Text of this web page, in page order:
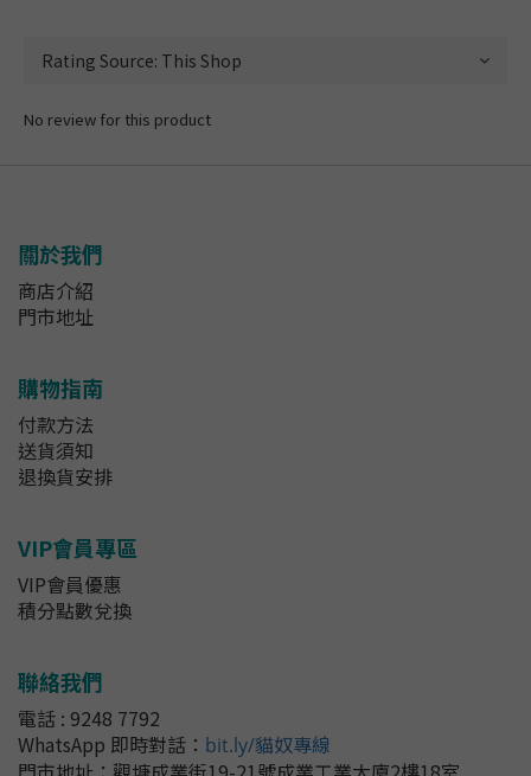
No review for this product
關於我們
商店介紹
門市地址
購物指南
付款方法
送貨須知
退換貨安排
VIP會員專區
VIP會員優惠
積分點數兌換
聯絡我們
電話 : 9248 7792
WhatsApp 即時對話 ： bit.ly/貓奴專線